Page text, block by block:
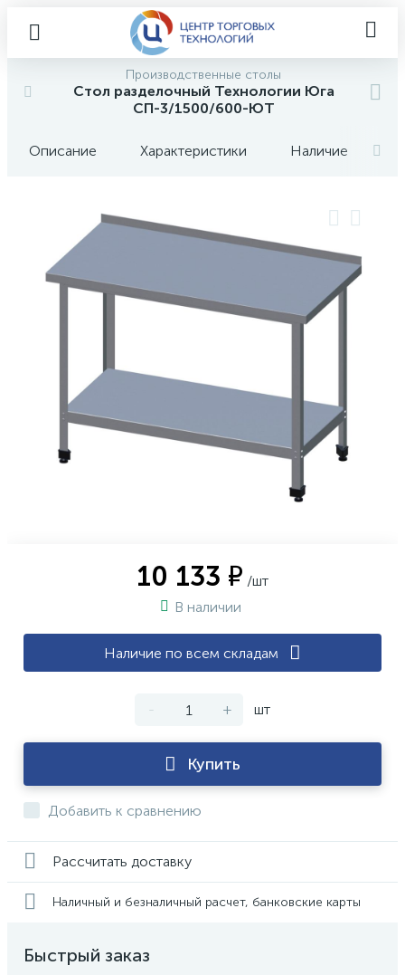
Производственные столы
Стол разделочный Технологии Юга
СП-3/1500/600-ЮТ
Описание Характеристики Наличие
10 133 ₽ /шт
В наличии
Наличие по всем складам
- + шт
Купить
Добавить к сравнению
Рассчитать доставку
Наличный и безналичный расчет, банковские карты
Быстрый заказ